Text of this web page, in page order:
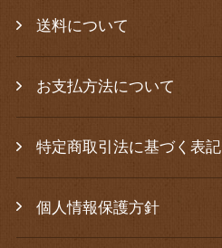
送料について
お支払方法について
特定商取引法に基づく表記
個人情報保護方針